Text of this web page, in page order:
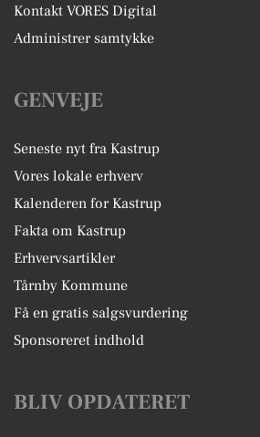
Kontakt VORES Digital
Administrer samtykke
GENVEJE
Seneste nyt fra Kastrup
Vores lokale erhverv
Kalenderen for Kastrup
Fakta om Kastrup
Erhvervsartikler
Tårnby Kommune
Få en gratis salgsvurdering
Sponsoreret indhold
BLIV OPDATERET